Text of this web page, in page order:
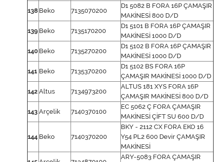
138 Beko 7135070200
D1 5082 B FORA 16P ÇAMAŞIR
MAKİNESİ 800 D/D
139 Beko 7135170200
D1 5101 B FORA 16P ÇAMAŞIR
MAKİNESİ 1000 D/D
140 Beko 7135270200
D1 5102 B FORA 16P ÇAMAŞIR
MAKİNESİ 1000 D/D
141 Beko 7135370200
D1 5102 BS FORA 16P
ÇAMAŞIR MAKİNESİ 1000 D/D
142 Altus 7134973200
ALTUS 181 XYS FORA 16P
ÇAMAŞIR MAKİNESİ 800 D/D
143 Arçelik 7140370100
EC 5062 Ç FORA ÇAMAŞIR
MAKİNESİ ÇİFT SU 600 D/D
144 Beko 7140370200
BKY - 2112 CX FORA EKO 16
Y54 PL2 600 Devir ÇAMAŞIR
MAKİNESİ
ARY-5083 FORA ÇAMAŞIR